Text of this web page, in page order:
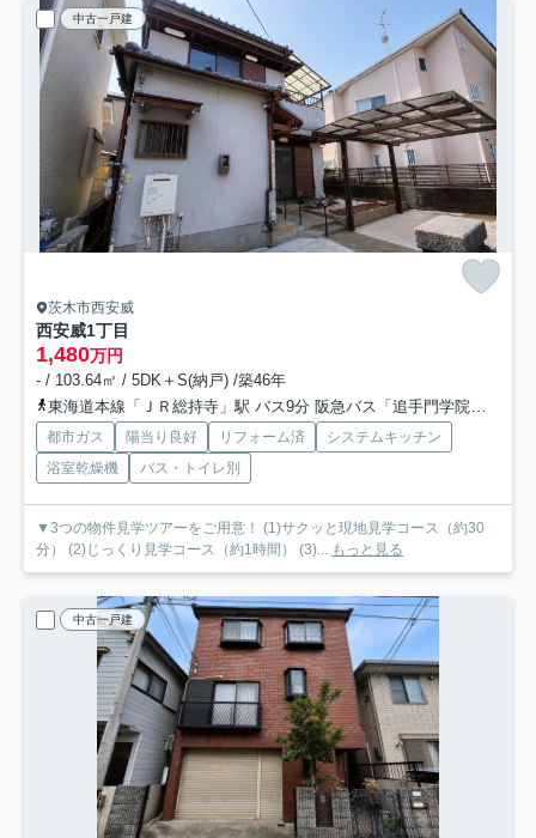
中古一戸建
茨木市西安威
西安威1丁目
1,480万円
- / 103.64㎡ / 5DK＋S(納戸) /築46年
東海道本線「ＪＲ総持寺」駅 バス9分 阪急バス「追手門学院前」 停歩2分
都市ガス 陽当り良好 リフォーム済
システムキッチン
浴室乾燥機
バス・トイレ別
▼3つの物件見学ツアーをご用意！ (1)サクッと現地見学コース（約30
分） (2)じっくり見学コース（約1時間） (3)... もっと見る
中古一戸建